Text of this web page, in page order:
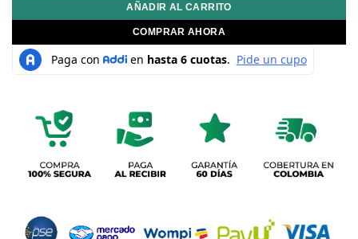
AÑADIR AL CARRITO
COMPRAR AHORA